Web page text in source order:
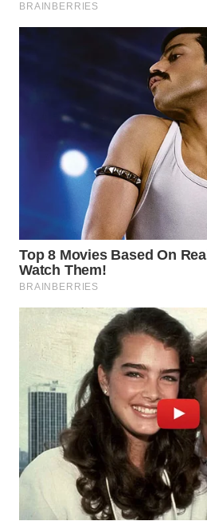
WN
BEKASI
DEPOK
WN
SAMOSIR
PADANG
LAWAS
WN
SUMEDANG
WN
CIANJUR
WN